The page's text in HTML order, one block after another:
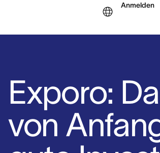
Anmelden
Exporo:
von